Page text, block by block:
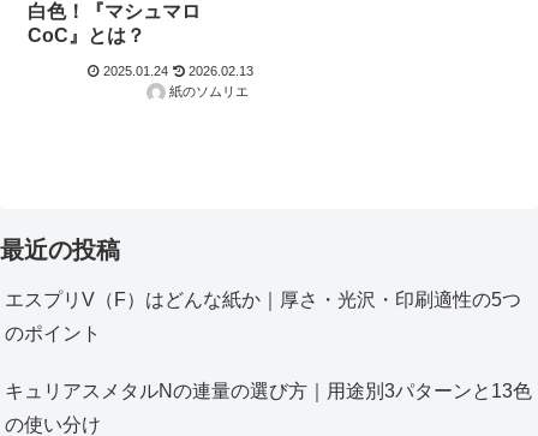
白色！『マシュマロ
CoC』とは？
2025.01.24
2026.02.13
紙のソムリエ
最近の投稿
エスプリV（F）はどんな紙か｜厚さ・光沢・印刷適性の5つ
のポイント
キュリアスメタルNの連量の選び方｜用途別3パターンと13色
の使い分け